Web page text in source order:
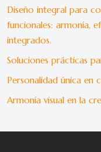
Diseño integral para
funcionales: armonía,
integrados.
Soluciones prácticas
Personalidad única en
Armonía visual en la